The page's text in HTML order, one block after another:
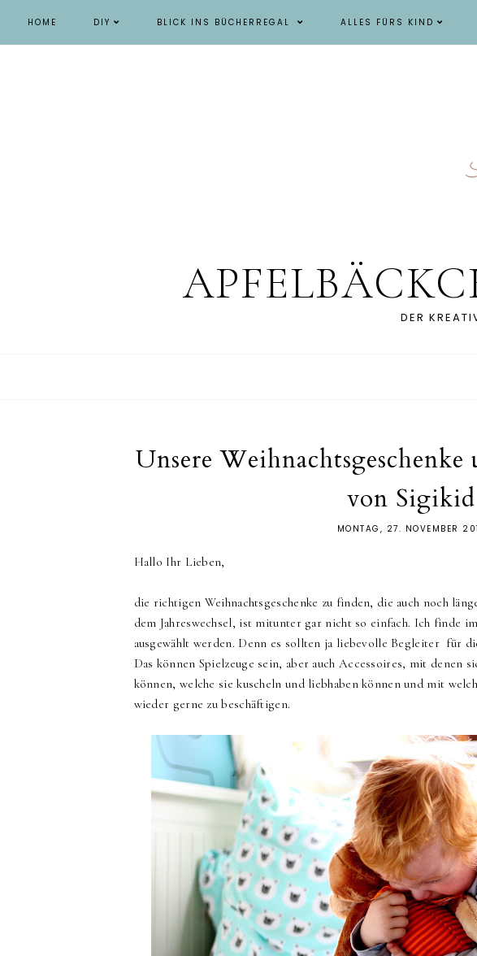
HOME DIY BLICK INS BÜCHERREGAL ALLES FÜRS KIND
DER
Unsere Weihnachtsgeschenke
von Sigikid
MONTAG, 27. NOVEMBER
Hallo Ihr Lieben,
die richtigen Weihnachtsgeschenke zu finden, die auch noch
dem Jahreswechsel, ist mitunter gar nicht so einfach. Ich finde
ausgewählt werden. Denn es sollten ja liebevolle Begleiter für
Das können Spielzeuge sein, aber auch Accessoires, mit denen
können, welche sie kuscheln und liebhaben können und mit
wieder gerne zu beschäftigen.